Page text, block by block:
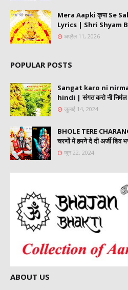
Mera Aapki कृपा Se
Lyrics | Shri Shyam
अप्रैल 11, 2026
POPULAR POSTS
Sangat karo ni
hindi | संगत करो नी निर्मल
जुलाई 14, 2024
BHOLE TERE
चरणों में हमने दे दी अर्जी शिव
जून 22, 2024
ABOUT US